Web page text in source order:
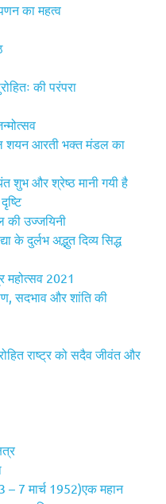
का महत्व
की परंपरा
शयन आरती भक्त मंडल का
शुभ और श्रेष्ठ मानी गयी है
की उज्जयिनी
के दुर्लभ अद्भुत दिव्य सिद्ध
महोत्सव 2021
सदभाव और शांति की
राष्ट्र को सदैव जीवंत और
– 7 मार्च 1952)एक महान